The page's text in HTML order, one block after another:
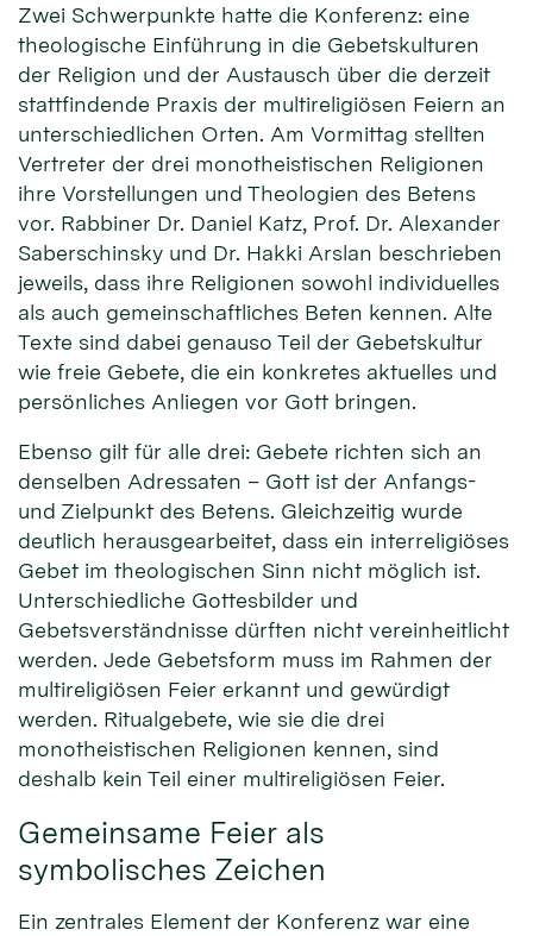
Zwei Schwerpunkte hatte die Konferenz: eine
theologische Einführung in die Gebetskulturen
der Religion und der Austausch über die derzeit
stattfindende Praxis der multireligiösen Feiern an
unterschiedlichen Orten. Am Vormittag stellten
Vertreter der drei monotheistischen Religionen
ihre Vorstellungen und Theologien des Betens
vor. Rabbiner Dr. Daniel Katz, Prof. Dr. Alexander
Saberschinsky und Dr. Hakki Arslan beschrieben
jeweils, dass ihre Religionen sowohl individuelles
als auch gemeinschaftliches Beten kennen. Alte
Texte sind dabei genauso Teil der Gebetskultur
wie freie Gebete, die ein konkretes aktuelles und
persönliches Anliegen vor Gott bringen.
Ebenso gilt für alle drei: Gebete richten sich an
denselben Adressaten – Gott ist der Anfangs-
und Zielpunkt des Betens. Gleichzeitig wurde
deutlich herausgearbeitet, dass ein interreligiöses
Gebet im theologischen Sinn nicht möglich ist.
Unterschiedliche Gottesbilder und
Gebetsverständnisse dürften nicht vereinheitlicht
werden. Jede Gebetsform muss im Rahmen der
multireligiösen Feier erkannt und gewürdigt
werden. Ritualgebete, wie sie die drei
monotheistischen Religionen kennen, sind
deshalb kein Teil einer multireligiösen Feier.
Gemeinsame Feier als
symbolisches Zeichen
Ein zentrales Element der Konferenz war eine